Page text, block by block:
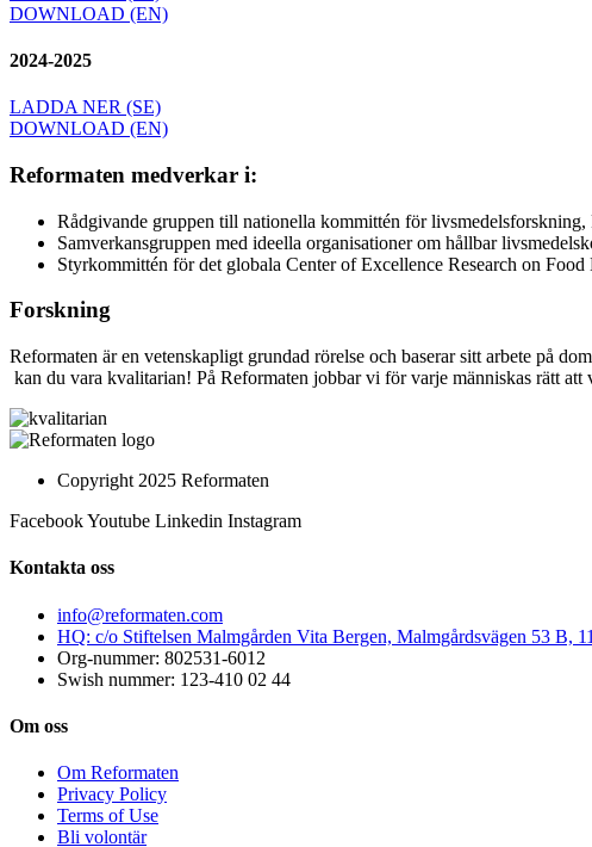
DOWNLOAD (EN)
2024-2025
LADDA NER (SE)
DOWNLOAD (EN)
Reformaten medverkar i:
Rådgivande gruppen till nationella kommittén för livsmedelsforskning,
Samverkansgruppen med ideella organisationer om hållbar
Styrkommittén för det globala Center of Excellence Research on
Forskning
Reformaten är en vetenskapligt grundad rörelse och baserar sitt arbete på
kan du vara kvalitarian! På Reformaten jobbar vi för varje människas rätt
Copyright 2025 Reformaten
FacebookYoutube Linkedin Instagram
Kontakta oss
info@reformaten.com​
HQ: c/o Stiftelsen Malmgården Vita Bergen, Malmgårdsvägen 53 B,
Org-nummer: 802531-6012
Swish nummer: 123-410 02 44
Om oss
Om Reformaten
Privacy Policy
Terms of Use
Bli volontär